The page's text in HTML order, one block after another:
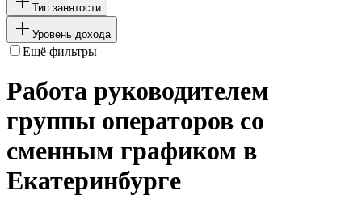
Тип занятости
Уровень дохода
Ещё фильтры
Работа руководителем
группы операторов со
сменным графиком в
Екатеринбурге